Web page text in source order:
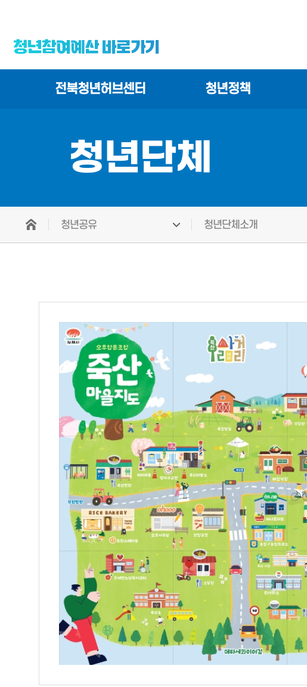
청년참여예산 바로가기
전북청년허브센터 청년정책
청년단체
청년공유 청년단체소개